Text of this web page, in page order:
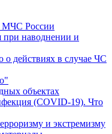
МЧС России
при наводнении и
действиях в случае ЧС
объектах
(COVID-19). Что
и экстремизму